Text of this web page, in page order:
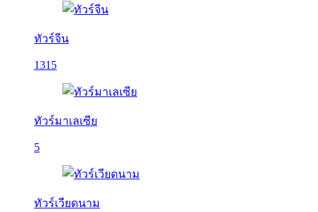
ทัวร์จีน
1315
ทัวร์มาเลเซีย
5
ทัวร์เวียดนาม